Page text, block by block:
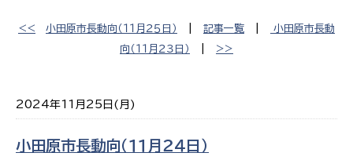
<< 小田原市長動向（１１月２５日） 記事一覧
小田原市長動
向（１１月２３日）
>>
2024年11月25日(月)
小田原市長動向（１１月２４日）